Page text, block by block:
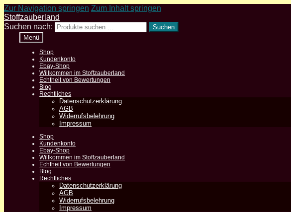
Zur Navigation springen Zum Inhalt springen
Stoffzauberland
Suchen nach:
Suchen
Menü
Shop
Kundenkonto
Ebay-Shop
Willkommen im Stoffzauberland
Echtheit von Bewertungen
Blog
Rechtliches
Datenschutzerklärung
AGB
Widerrufsbelehrung
Impressum
Shop
Kundenkonto
Ebay-Shop
Willkommen im Stoffzauberland
Echtheit von Bewertungen
Blog
Rechtliches
Datenschutzerklärung
AGB
Widerrufsbelehrung
Impressum